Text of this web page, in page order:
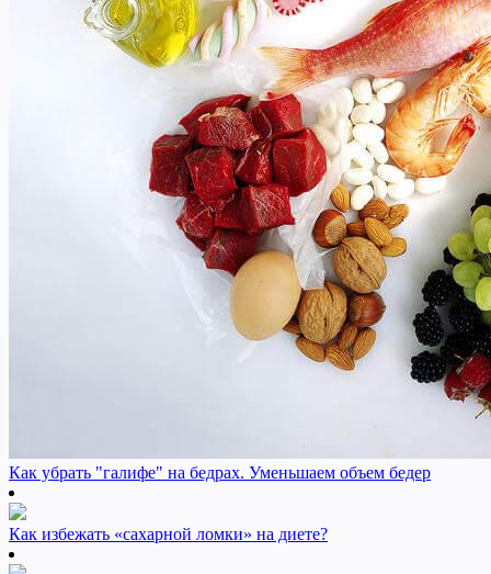
Как убрать "галифе" на бедрах. Уменьшаем объем бедер
Как избежать «сахарной ломки» на диете?